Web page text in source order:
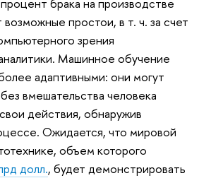
брака на производстве
простои, в т. ч. за счет
зрения
Машинное обучение
адаптивными: они могут
вмешательства человека
действия, обнаружив
Ожидается, что мировой
объем которого
долл., будет демонстрировать